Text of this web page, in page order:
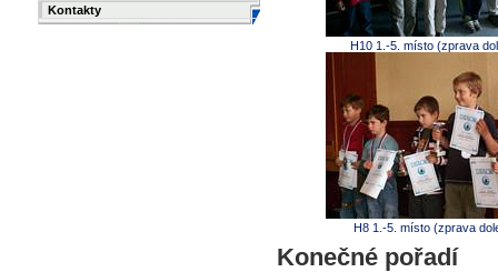
Kontakty
H10 1.-5. místo (zprava
H8 1.-5. místo (zprava
Konečné pořadí